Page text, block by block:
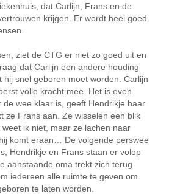
dat Carlijn, Frans en de
krijgen. Er wordt heel goed
ziet de CTG er niet zo goed uit en
dat Carlijn een andere houding
hij snel geboren moet worden. Carlijn
volle kracht mee. Het is even
de wee klaar is, geeft Hendrikje haar
ze Frans aan. Ze wisselen een blik
ik niet, maar ze lachen naar
komt eraan… De volgende perswee
Hendrikje en Frans staan er volop
aanstaande oma trekt zich terug
iedereen alle ruimte te geven om
te laten worden.